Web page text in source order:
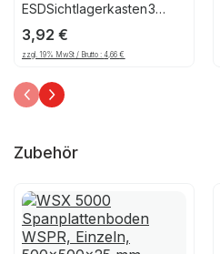
ESDSichtlagerkasten3
schw.
LxBxH:235x145x125mm
3,92€
zzgl. 19% MwSt / Brutto :4,66€
Zubehör